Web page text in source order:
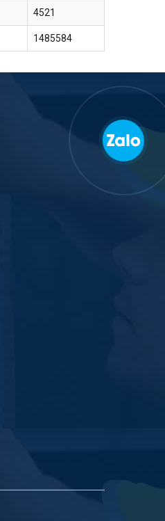
4521
1485584